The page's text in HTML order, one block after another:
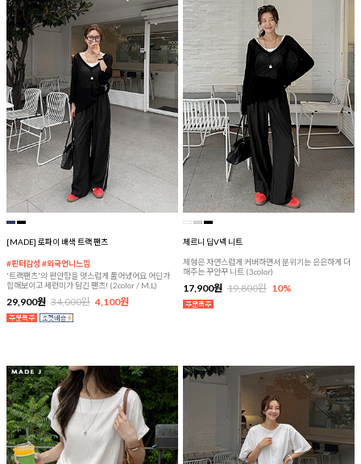
[MADE] 로파이 배색 트랙 팬츠
#핀터감성 #외국언니느낌
'트랙팬츠'의 편안함을 멋스럽게 풀어냈어요 어딘가
힙해보이고 세련미가 담긴 팬츠! (2color / M,L)
29,900원 34,000원 4,100원
체르니 딥V넥 니트
체형은 자연스럽게 커버하면서 분위기는 은은하게 더
해주는 꾸안꾸 니트 (3color)
17,900원 19,800원 10%